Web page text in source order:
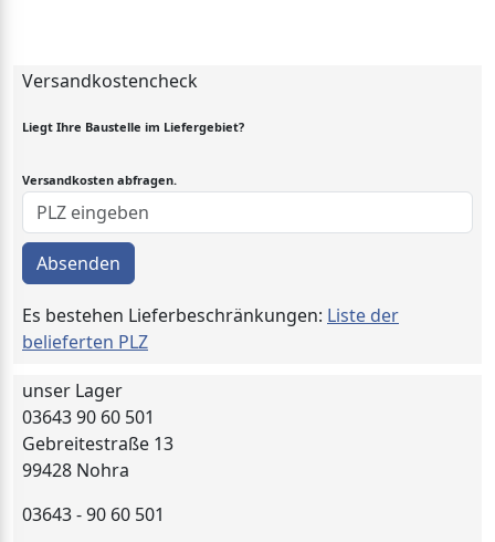
Versandkostencheck
Liegt Ihre Baustelle im Liefergebiet?
Versandkosten abfragen.
Absenden
Es bestehen Lieferbeschränkungen: Liste der
belieferten PLZ
unser Lager
03643 90 60 501
Gebreitestraße 13
99428 Nohra
03643 - 90 60 501